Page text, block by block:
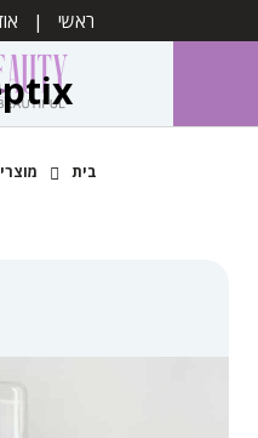
ראשי
בית